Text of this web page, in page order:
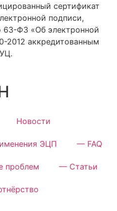
сертификат
подписи,
63-ФЗ «Об электронной
2012 аккредитованным
УЦ.
Новости
ЭЦП — FAQ
проблем — Статьи